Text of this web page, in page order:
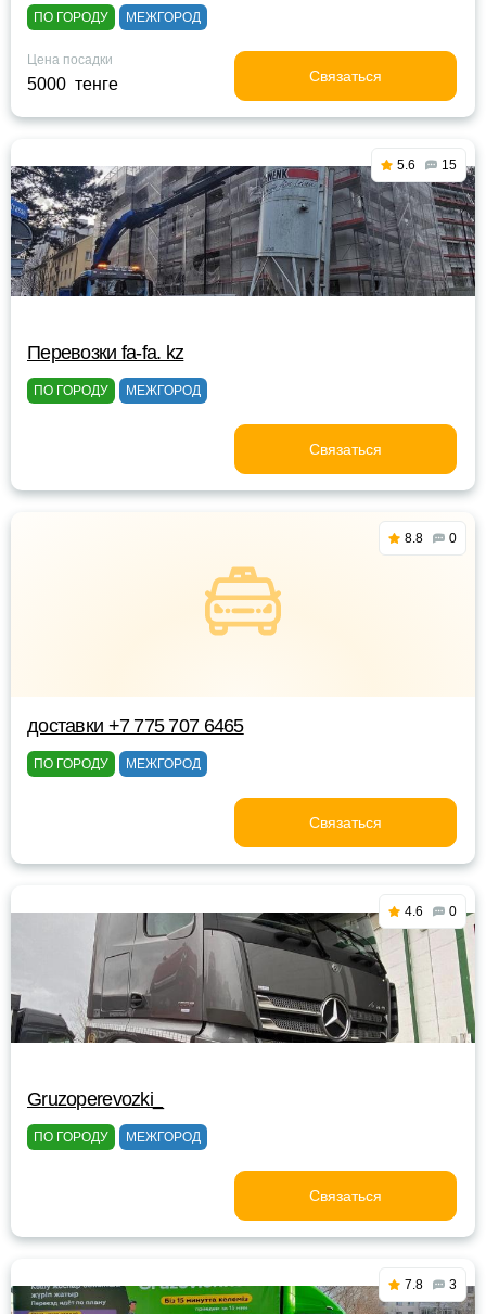
ПО ГОРОДУ МЕЖГОРОД
Цена посадки
5000 тенге Связаться
5.6 15
Перевозки fa-fa. kz
ПО ГОРОДУ МЕЖГОРОД
Связаться
8.8 0
доставки +7 775 707 6465
ПО ГОРОДУ МЕЖГОРОД
Связаться
4.6 0
Gruzoperevozki_
ПО ГОРОДУ МЕЖГОРОД
Связаться
7.8 3